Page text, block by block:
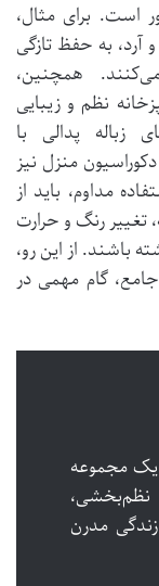
است. برای مثال،
به حفظ تازگی
همچنین،
نظم و زیبایی
پدالی با
منزل نیز
مداوم، باید از
تغییر رنگ و حرارت
باشند. از این رو،
گام مهمی در
یک مجموعه
نظم‌بخشی،
مدرن